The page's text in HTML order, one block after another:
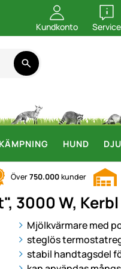
Kundkonto Service
HUND
Över750.000kunder
3000 W, Kerbl
Mjölkvärmare med
steglös
stabil handtagsdel